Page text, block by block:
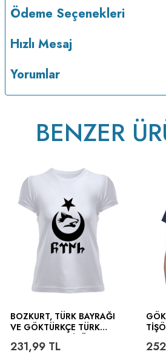
Ödeme Seçenekleri
Hızlı Mesaj
Yorumlar
BENZER
BOZKURT, TÜRK BAYRAĞI
VE GÖKTÜRKÇE TÜRK
231,99 TL